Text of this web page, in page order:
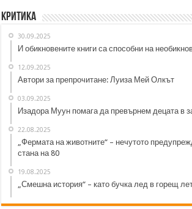
Критика
30.09.2025
И обикновените книги са способни на
12.09.2025
Автори за препрочитане: Луиза Мей Олкът
03.09.2025
Изадора Муун помага да превърнем децата в
22.08.2025
„Фермата на животните“ – нечутото
стана на 80
19.08.2025
„Смешна история“ – като бучка лед в горещ